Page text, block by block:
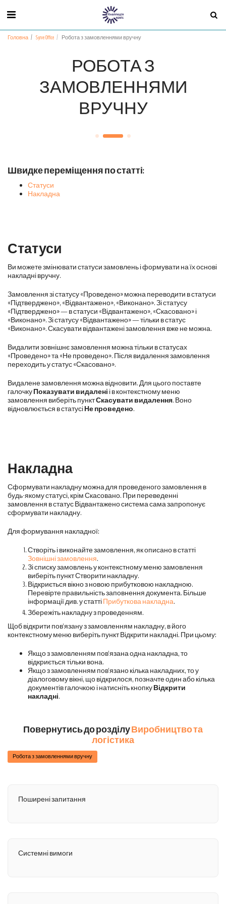
Головна Syrve Office Робота з замовленнями вручну
РОБОТА З
ЗАМОВЛЕННЯМИ
ВРУЧНУ
Швидке переміщення по статті:
Статуси
Накладна
Статуси
Ви можете змінювати статуси замовлень і формувати на їх основі
накладні вручну.
Замовлення зі статусу «Проведено» можна переводити в статуси
«Підтверджено», «Відвантажено», «Виконано». Зі статусу
«Підтверджено» — в статуси «Відвантажено», «Скасовано» і
«Виконано». Зі статусу «Відвантажено» — тільки в статус
«Виконано». Скасувати відвантажені замовлення вже не можна.
Видалити зовнішнє замовлення можна тільки в статусах
«Проведено» та «Не проведено». Після видалення замовлення
переходить у статус «Скасовано».
Видалене замовлення можна відновити. Для цього поставте
галочкуПоказувати видалені і в контекстному меню
замовлення виберіть пунктСкасувати видалення. Воно
відновлюється в статусіНе проведено.
Накладна
Сформувати накладну можна для проведеного замовлення в
будь-якому статусі, крім Скасовано. При переведенні
замовлення в статус Відвантажено система сама запропонує
сформувати накладну.
Для формування накладної:
Створіть і виконайте замовлення, як описано в статті
Зовнішні замовлення.
Зі списку замовлень у контекстному меню замовлення
виберіть пункт Створити накладну.
Відкриється вікно з новою прибутковою накладною.
Перевірте правильність заповнення документа. Більше
інформації див. у статтіПрибуткова накладна.
Збережіть накладну з проведенням.
Щоб відкрити пов'язану з замовленням накладну, в його
контекстному меню виберіть пункт Відкрити накладні. При цьому:
Якщо з замовленням пов'язана одна накладна, то
відкриється тільки вона.
Якщо з замовленням пов'язано кілька накладних, то у
діалоговому вікні, що відкрилося, позначте один або кілька
документів галочкою і натисніть кнопкуВідкрити
накладні.
Повернутись до розділуВиробництво та
логістика
Робота з замовленнями вручну
Поширені запитання
Системні вимоги